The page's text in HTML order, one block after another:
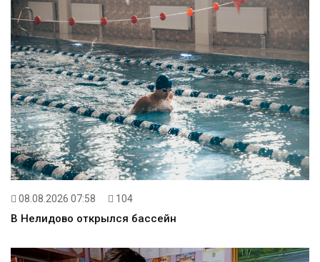
08.08.2026 07:58 104
В Нелидово открылся бассейн